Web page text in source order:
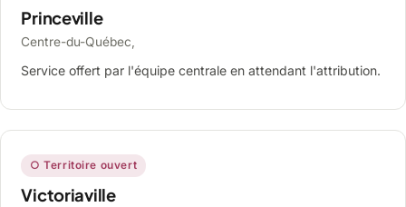
Princeville
Centre-du-Québec,
Service offert par l'équipe centrale en attendant l'attribution.
○ Territoire ouvert
Victoriaville